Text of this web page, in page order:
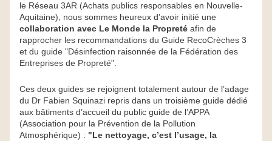
le Réseau 3AR (Achats publics responsables en Nouvelle-
collaboration avec Le Monde la Propreté afin de
rapprocher les recommandations du Guide RecoCrèches 3
et du guide "Désinfection raisonnée de la Fédération des
Entreprises de Propreté".
Ces deux guides se rejoignent totalement autour de l’adage
du Dr Fabien Squinazi repris dans un troisième guide dédié
aux bâtiments d’accueil du public guide de l’APPA
(Association pour la Prévention de la Pollution
Atmosphérique) : "Le nettoyage, c’est l’usage, la